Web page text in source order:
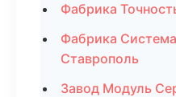
Фабрика
Фабрика
Ставрополь
Завод Модуль